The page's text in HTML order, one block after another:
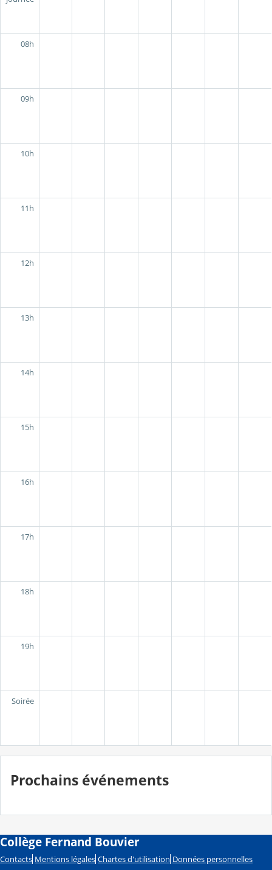
08h
09h
10h
11h
12h
13h
14h
15h
16h
17h
18h
19h
Soirée
Prochains événements
Collège Fernand Bouvier
Contacts Mentions légales Chartes d'utilisation Données personnelles